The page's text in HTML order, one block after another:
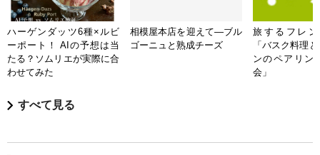
ハーゲンダッツ6種×ルビ
ーポート！ AIの予想は当
たる？ソムリエが実際に合
わせてみた
相模屋本店を迎えて―ブル
ゴーニュと熟成チーズ
旅するフレン
「バスク料理
ンのペアリン
会」
すべて見る